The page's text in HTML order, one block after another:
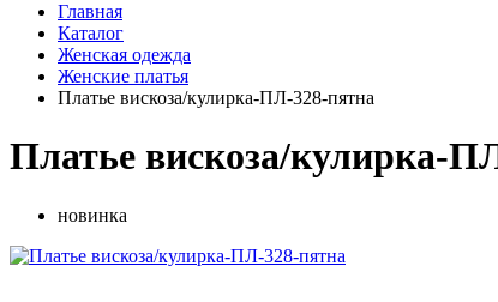
Главная
Каталог
Женская одежда
Женские платья
Платье вискоза/кулирка-ПЛ-328-пятна
Платье вискоза/кулирка-
новинка